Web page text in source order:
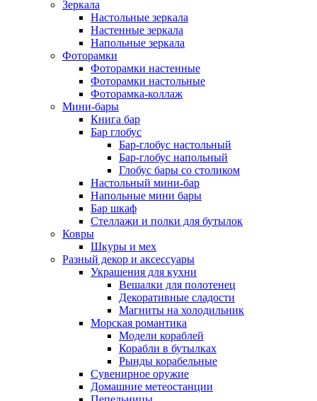
Зеркала
Настольные зеркала
Настенные зеркала
Напольные зеркала
Фоторамки
Фоторамки настенные
Фоторамки настольные
Фоторамка-коллаж
Мини-бары
Книга бар
Бар глобус
Бар-глобус настольный
Бар-глобус напольный
Глобус бары со столиком
Настольный мини-бар
Напольные мини бары
Бар шкаф
Стеллажи и полки для бутылок
Ковры
Шкуры и мех
Разный декор и аксессуары
Украшения для кухни
Вешалки для полотенец
Декоративные сладости
Магниты на холодильник
Морская романтика
Модели кораблей
Корабли в бутылках
Рынды корабельные
Сувенирное оружие
Домашние метеостанции